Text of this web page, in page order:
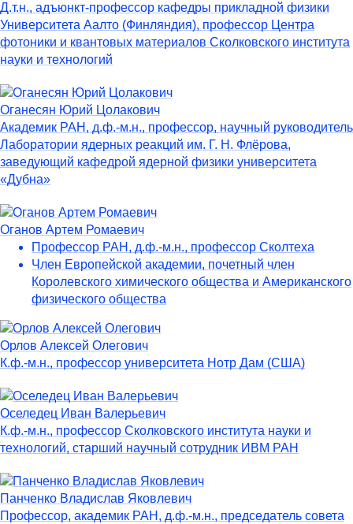
Д.т.н., адъюнкт-профессор кафедры прикладной физики
Университета Аалто (Финляндия), профессор Центра
фотоники и квантовых материалов Сколковского института
науки и технологий
Оганесян Юрий Цолакович
Академик РАН, д.ф.-м.н., профессор, научный руководитель
Лаборатории ядерных реакций им. Г. Н. Флёрова,
заведующий кафедрой ядерной физики университета
«Дубна»
Оганов Артем Ромаевич
Профессор РАН, д.ф.-м.н., профессор Сколтеха
Член Европейской академии, почетный член
Королевского химического общества и Американского
физического общества
Орлов Алексей Олегович
К.ф.-м.н., профессор университета Нотр Дам (США)
Оселедец Иван Валерьевич
К.ф.-м.н., профессор Сколковского института науки и
технологий, старший научный сотрудник ИВМ РАН
Панченко Владислав Яковлевич
Профессор, академик РАН, д.ф.-м.н., председатель совета